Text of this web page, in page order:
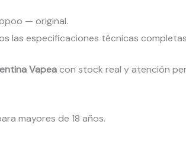
— original.
las especificaciones técnicas
Vapeacon stock real y atención
mayores de 18 años.